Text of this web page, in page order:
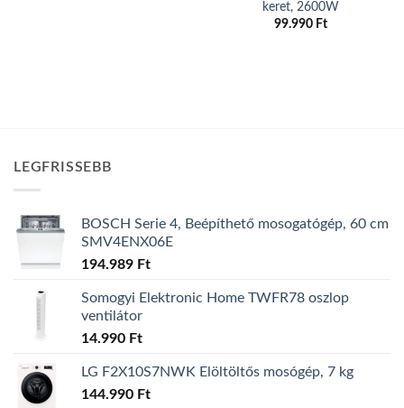
keret, 2600W
99.990 Ft
LEGFRISSEBB
BOSCH Serie 4, Beépíthető mosogatógép, 60 cm
SMV4ENX06E
194.989 Ft
Somogyi Elektronic Home TWFR78 oszlop
ventilátor
14.990 Ft
LG F2X10S7NWK Elöltöltős mosógép, 7 kg
144.990 Ft